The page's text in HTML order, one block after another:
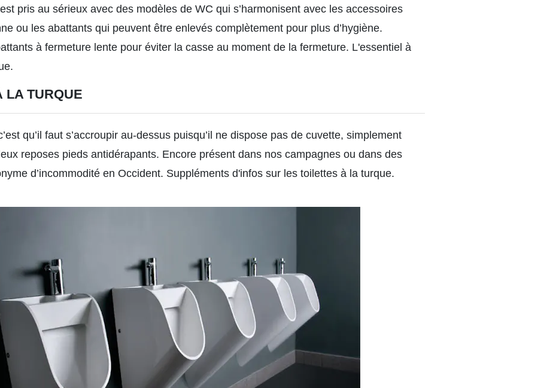
pris au sérieux avec des modèles de WC qui s’harmonisent avec les accessoires
ou les abattants qui peuvent être enlevés complètement pour plus d’hygiène.
à fermeture lente pour éviter la casse au moment de la fermeture. L'essentiel à
LA TURQUE
qu’il faut s’accroupir au-dessus puisqu’il ne dispose pas de cuvette, simplement
reposes pieds antidérapants. Encore présent dans nos campagnes ou dans des
d’incommodité en Occident. Suppléments d'infos sur les toilettes à la turque.